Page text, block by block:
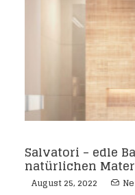
Salvatori – edle
natürlichen
August 25, 2022